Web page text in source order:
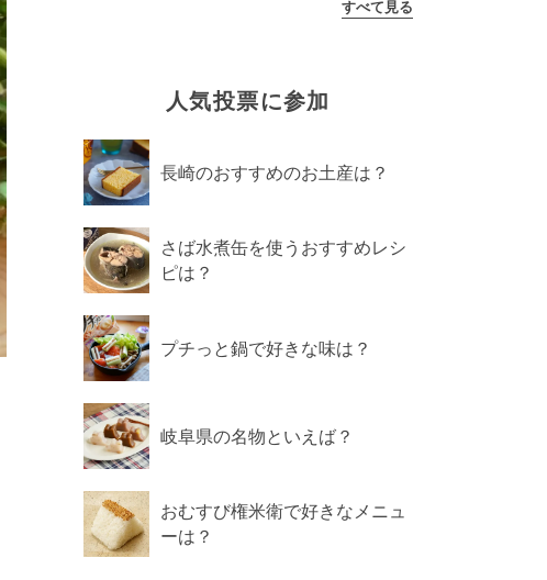
すべて見る
人気投票に参加
長崎のおすすめのお土産は？
さば水煮缶を使うおすすめレシ
ピは？
プチっと鍋で好きな味は？
岐阜県の名物といえば？
おむすび権米衛で好きなメニュ
ーは？